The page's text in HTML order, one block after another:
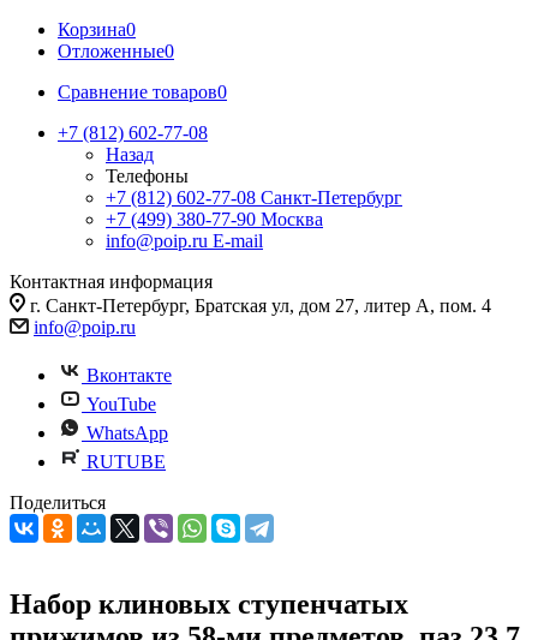
Корзина0
Отложенные0
Сравнение товаров0
+7 (812) 602-77-08
Назад
Телефоны
+7 (812) 602-77-08 Санкт-Петербург
+7 (499) 380-77-90 Москва
info@poip.ru E-mail
Контактная информация
г. Санкт-Петербург, Братская ул, дом 27, литер А, пом. 4
info@poip.ru
Вконтакте
YouTube
WhatsApp
RUTUBE
Поделиться
Набор клиновых ступенчатых